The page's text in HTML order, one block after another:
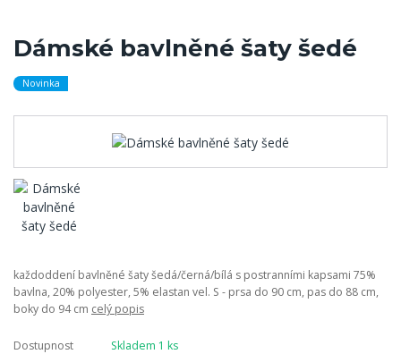
Dámské bavlněné šaty šedé
Novinka
každoddení bavlněné šaty šedá/černá/bílá s postranními kapsami 75%
bavlna, 20% polyester, 5% elastan vel. S - prsa do 90 cm, pas do 88 cm,
boky do 94 cm celý popis
Dostupnost
Skladem 1 ks